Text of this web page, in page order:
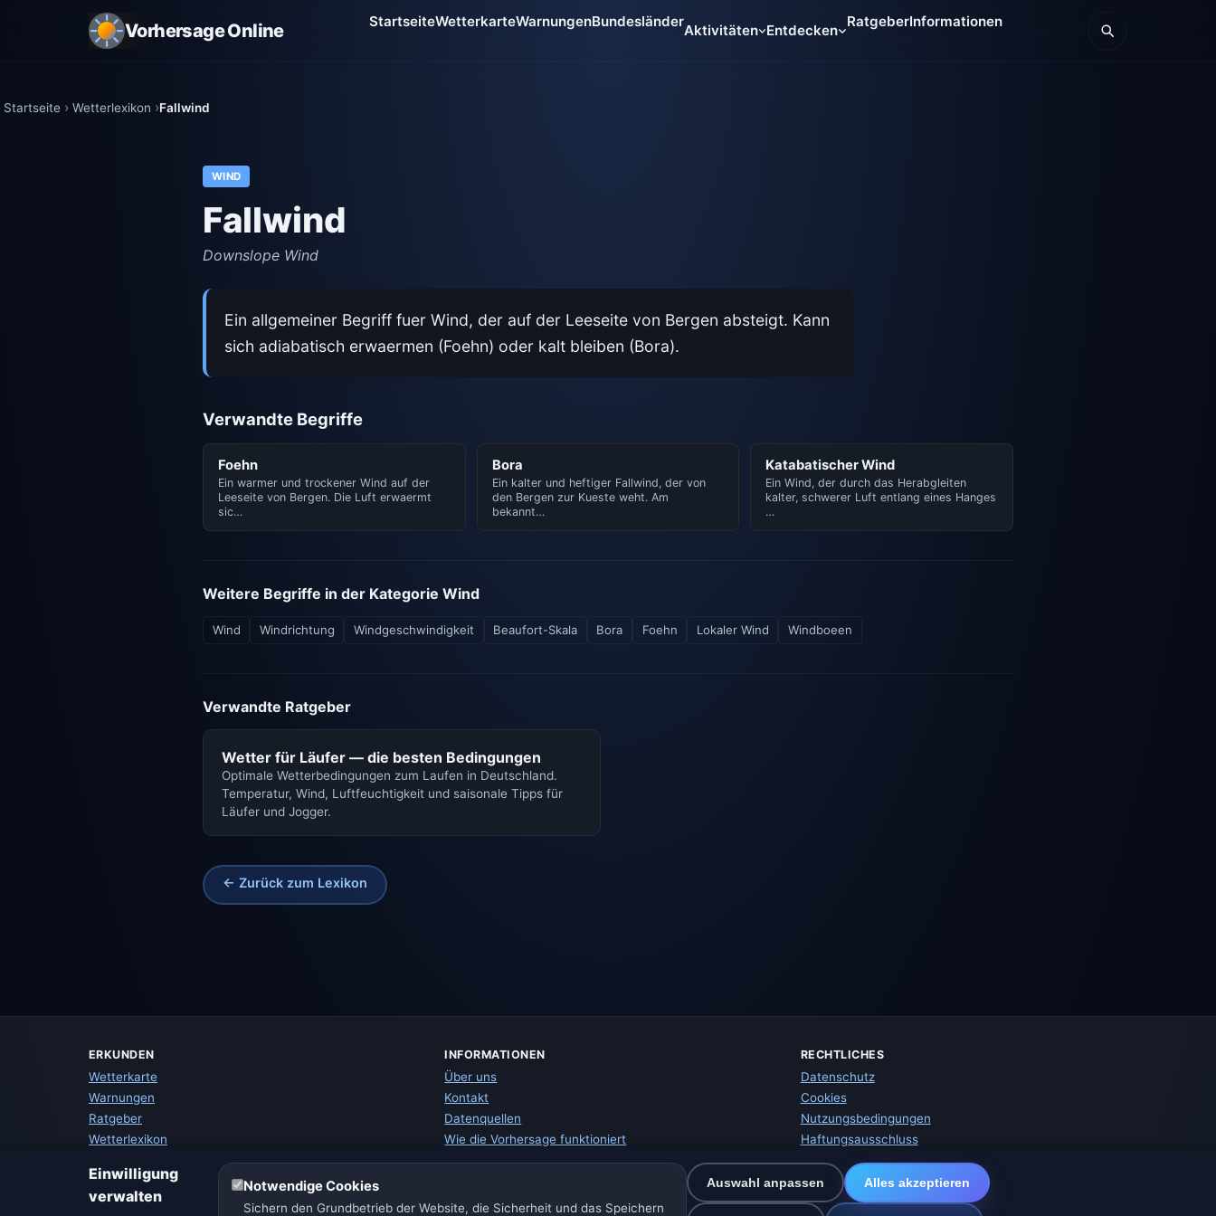
Vorhersage Online StartseiteWetterkarteWarnungenBundesländer
Aktivitäten Entdecken
RatgeberInformationen
Startseite Wetterlexikon Fallwind
WIND
Fallwind
Downslope Wind
Ein allgemeiner Begriff fuer Wind, der auf der Leeseite von Bergen absteigt. Kann
sich adiabatisch erwaermen (Foehn) oder kalt bleiben (Bora).
Verwandte Begriffe
Foehn
Ein warmer und trockener Wind auf der
Leeseite von Bergen. Die Luft erwaermt
sic…
Bora
Ein kalter und heftiger Fallwind, der von
den Bergen zur Kueste weht. Am
bekannt…
Katabatischer Wind
Ein Wind, der durch das Herabgleiten
kalter, schwerer Luft entlang eines Hanges
…
Weitere Begriffe in der Kategorie Wind
Wind Windrichtung Windgeschwindigkeit Beaufort-Skala Bora Foehn Lokaler Wind Windboeen
Verwandte Ratgeber
Wetter für Läufer — die besten Bedingungen
Optimale Wetterbedingungen zum Laufen in Deutschland.
Temperatur, Wind, Luftfeuchtigkeit und saisonale Tipps für
Läufer und Jogger.
← Zurück zum Lexikon
ERKUNDEN
Wetterkarte
Warnungen
Ratgeber
Wetterlexikon
Wetter-Widget
INFORMATIONEN
Über uns
Kontakt
Datenquellen
Wie die Vorhersage funktioniert
Wie wir mit Daten arbeiten
RECHTLICHES
Datenschutz
Cookies
Nutzungsbedingungen
Haftungsausschluss
Impressum
Wir helfen Tieren
Sitemap
Einwilligung
verwalten
Notwendige Cookies
Sichern den Grundbetrieb der Website, die Sicherheit und das Speichern
Auswahl anpassen Alles akzeptieren